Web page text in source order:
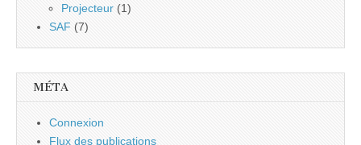
Projecteur (1)
SAF (7)
MÉTA
Connexion
Flux des publications